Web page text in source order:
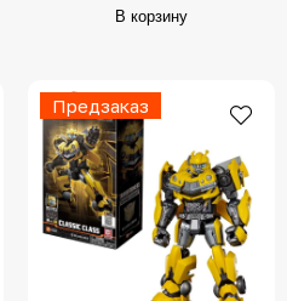
В корзину
Предзаказ